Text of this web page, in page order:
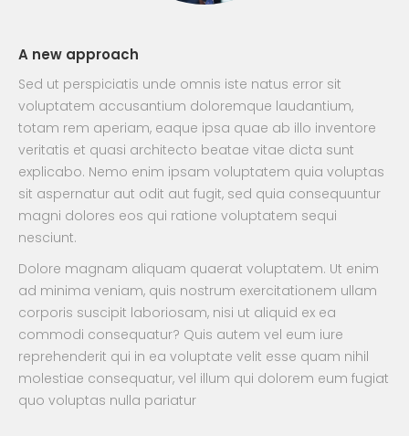
A new approach
Sed ut perspiciatis unde omnis iste natus error sit
voluptatem accusantium doloremque laudantium,
totam rem aperiam, eaque ipsa quae ab illo inventore
veritatis et quasi architecto beatae vitae dicta sunt
explicabo. Nemo enim ipsam voluptatem quia voluptas
sit aspernatur aut odit aut fugit, sed quia consequuntur
magni dolores eos qui ratione voluptatem sequi
nesciunt.
Dolore magnam aliquam quaerat voluptatem. Ut enim
ad minima veniam, quis nostrum exercitationem ullam
corporis suscipit laboriosam, nisi ut aliquid ex ea
commodi consequatur? Quis autem vel eum iure
reprehenderit qui in ea voluptate velit esse quam nihil
molestiae consequatur, vel illum qui dolorem eum fugiat
quo voluptas nulla pariatur